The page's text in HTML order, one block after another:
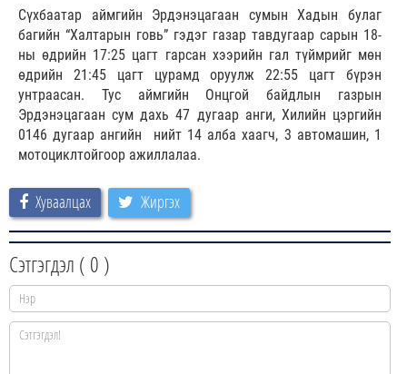
Сүхбаатар аймгийн Эрдэнэцагаан сумын Хадын булаг
багийн “Халтарын говь” гэдэг газар тавдугаар сарын 18-
ны өдрийн 17:25 цагт гарсан хээрийн гал түймрийг мөн
өдрийн 21:45 цагт цурамд оруулж 22:55 цагт бүрэн
унтраасан. Тус аймгийн Онцгой байдлын газрын
Эрдэнэцагаан сум дахь 47 дугаар анги, Хилийн цэргийн
0146 дугаар ангийн нийт 14 алба хаагч, 3 автомашин, 1
мотоциклтойгоор ажиллалаа.
Хуваалцах Жиргэх
Сэтгэгдэл ( 0 )